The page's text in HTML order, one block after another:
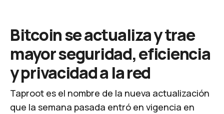
Bitcoin se actualiza y trae
mayor seguridad, eficiencia
y privacidad a la red
Taproot es el nombre de la nueva actualización
que la semana pasada entró en vigencia en